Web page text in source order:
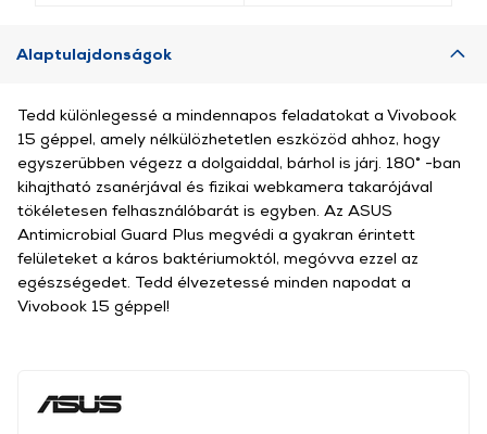
Alaptulajdonságok
Tedd különlegessé a mindennapos feladatokat a Vivobook
15 géppel, amely nélkülözhetetlen eszközöd ahhoz, hogy
egyszerűbben végezz a dolgaiddal, bárhol is járj. 180° -ban
kihajtható zsanérjával és fizikai webkamera takarójával
tökéletesen felhasználóbarát is egyben. Az ASUS
Antimicrobial Guard Plus megvédi a gyakran érintett
felületeket a káros baktériumoktól, megóvva ezzel az
egészségedet. Tedd élvezetessé minden napodat a
Vivobook 15 géppel!